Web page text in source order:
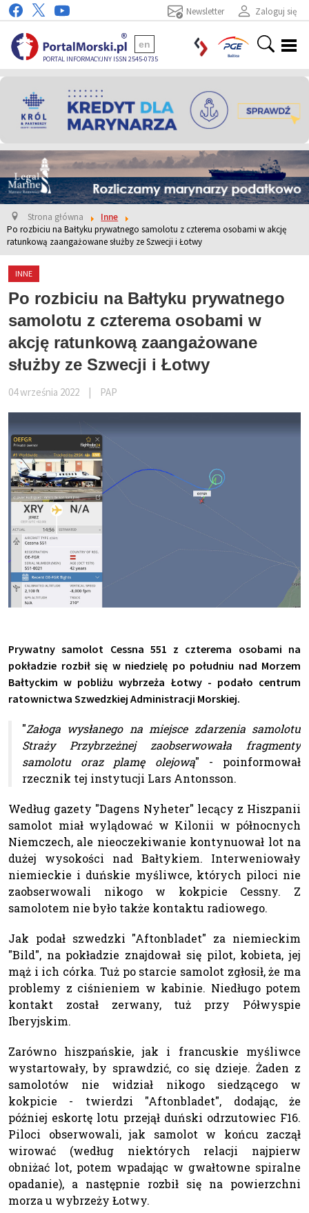
Zaloguj się
Newsletter
PORTAL INFORMACYJNY ISSN 2545-0735
en
Strona główna
Inne
Po rozbiciu na Bałtyku prywatnego samolotu z czterema osobami w akcję
ratunkową zaangażowane służby ze Szwecji i Łotwy
INNE
Po rozbiciu na Bałtyku prywatnego
samolotu z czterema osobami w
akcję ratunkową zaangażowane
służby ze Szwecji i Łotwy
04 września 2022 PAP
Prywatny samolot Cessna 551 z czterema osobami na
pokładzie rozbił się w niedzielę po południu nad Morzem
Bałtyckim w pobliżu wybrzeża Łotwy - podało centrum
ratownictwa Szwedzkiej Administracji Morskiej.
"Załoga wysłanego na miejsce zdarzenia samolotu
Straży Przybrzeżnej zaobserwowała fragmenty
samolotu oraz plamę olejową" - poinformował
rzecznik tej instytucji Lars Antonsson.
Według gazety "Dagens Nyheter" lecący z Hiszpanii
samolot miał wylądować w Kilonii w północnych
Niemczech, ale nieoczekiwanie kontynuował lot na
dużej wysokości nad Bałtykiem. Interweniowały
niemieckie i duńskie myśliwce, których piloci nie
zaobserwowali nikogo w kokpicie Cessny. Z
samolotem nie było także kontaktu radiowego.
Jak podał szwedzki "Aftonbladet" za niemieckim
"Bild", na pokładzie znajdował się pilot, kobieta, jej
mąż i ich córka. Tuż po starcie samolot zgłosił, że ma
problemy z ciśnieniem w kabinie. Niedługo potem
kontakt został zerwany, tuż przy Półwyspie
Iberyjskim.
Zarówno hiszpańskie, jak i francuskie myśliwce
wystartowały, by sprawdzić, co się dzieje. Żaden z
samolotów nie widział nikogo siedzącego w
kokpicie - twierdzi "Aftonbladet", dodając, że
później eskortę lotu przejął duński odrzutowiec F16.
Piloci obserwowali, jak samolot w końcu zaczął
wirować (według niektórych relacji najpierw
obniżać lot, potem wpadając w gwałtowne spiralne
opadanie), a następnie rozbił się na powierzchni
morza u wybrzeży Łotwy.